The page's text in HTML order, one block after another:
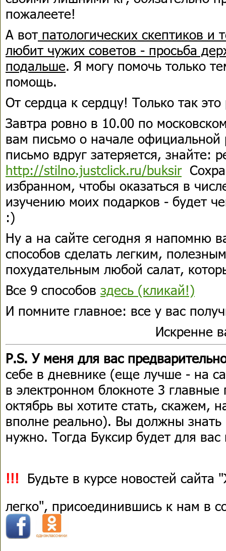
пожалеете!
А вотпатологических скептиков и
любит чужих советов - просьба
подальше. Я могу помочь только
помощь.
От сердца к сердцу! Только так это
Завтра ровно в 10.00 по
вам письмо о начале официальной
письмо вдруг затеряется, знайте:
http://stilno.justclick.ru/buksir
избранном, чтобы оказаться в
изучению моих подарков - будет
:)
Ну а на сайте сегодня я напомню
способов сделать легким,
похудательным любой салат,
Все 9 способов здесь (кликай!)
И помните главное: все у вас
Искренне
P.S. У меня для вас
себе в дневнике (еще лучше - на
в электронном блокноте 3
октябрь вы хотите стать, скажем,
вполне реально). Вы должны знать
нужно. Тогда Буксир будет для
!!! Будьте в курсе новостей
легко", присоединившись к нам в